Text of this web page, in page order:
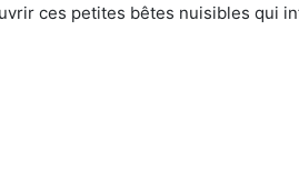
ces petites bêtes nuisibles qui